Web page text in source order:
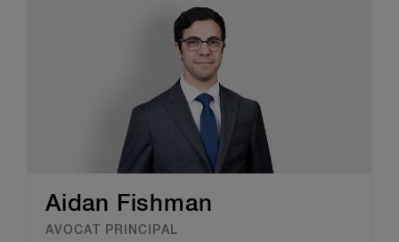
Aidan Fishman
AVOCAT PRINCIPAL